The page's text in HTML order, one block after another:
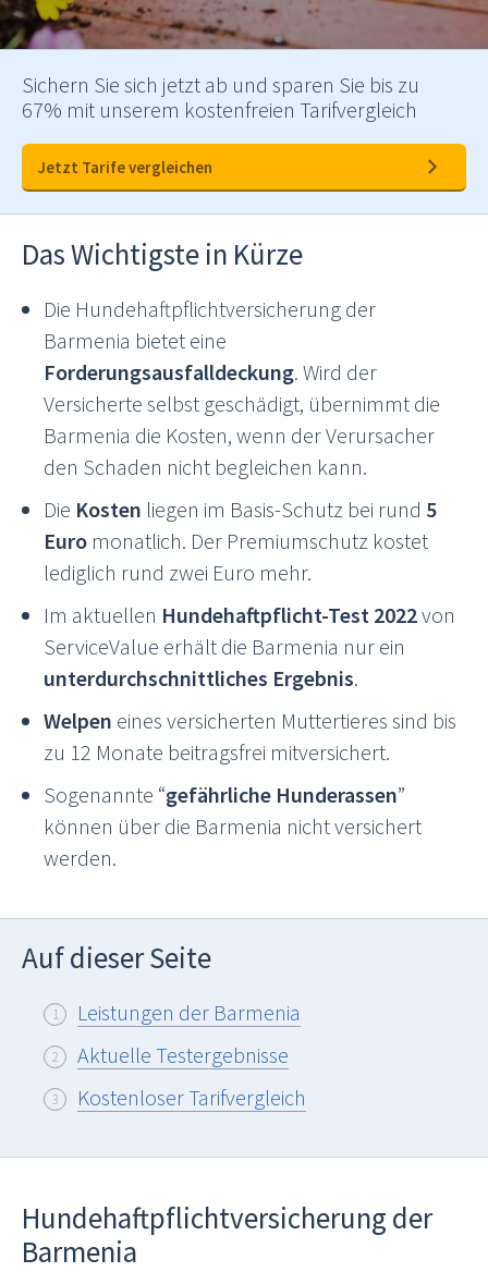
Sichern Sie sich jetzt ab und sparen Sie bis zu
67% mit unserem kostenfreien Tarifvergleich
Jetzt Tarife vergleichen
Das Wichtigste in Kürze
Die Hundehaftpflichtversicherung der
Barmenia bietet eine
Forderungsausfalldeckung. Wird der
Versicherte selbst geschädigt, übernimmt die
Barmenia die Kosten, wenn der Verursacher
den Schaden nicht begleichen kann.
Die Kosten liegen im Basis-Schutz bei rund 5
Euro monatlich. Der Premiumschutz kostet
lediglich rund zwei Euro mehr.
Im aktuellen Hundehaftpflicht-Test 2022von
ServiceValue erhält die Barmenia nur ein
unterdurchschnittliches Ergebnis.
Welpen eines versicherten Muttertieres sind bis
zu 12 Monate beitragsfrei mitversichert.
Sogenannte “gefährliche Hunderassen”
können über die Barmenia nicht versichert
werden.
Auf dieser Seite
Leistungen der Barmenia
Aktuelle Testergebnisse
Kostenloser Tarifvergleich
Hundehaftpflichtversicherung der
Barmenia